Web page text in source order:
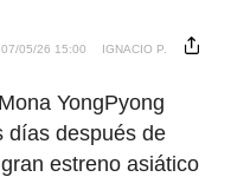
07/05/26 15:00 IGNACIO P.
YongPyong
días después de
estreno asiático